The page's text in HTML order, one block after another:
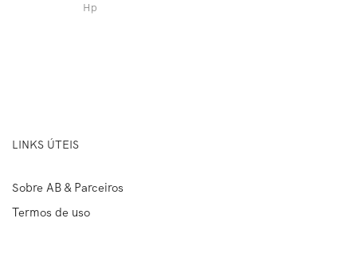
Hp
LINKS ÚTEIS
Sobre AB & Parceiros
Termos de uso